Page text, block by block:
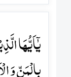
یٰۤاَیُّہَا
بِالۡمَنِّ وَ